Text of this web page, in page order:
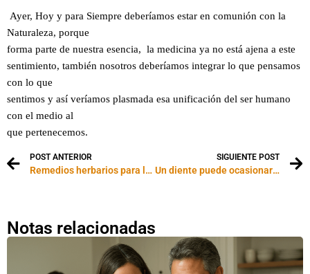
Ayer, Hoy y para Siempre deberíamos estar en comunión con la
Naturaleza, porque
forma parte de nuestra esencia, la medicina ya no está ajena a este
sentimiento, también nosotros deberíamos integrar lo que pensamos
con lo que
sentimos y así veríamos plasmada esa unificación del ser humano
con el medio al
que pertenecemos.
POST ANTERIOR
Remedios herbarios para la menopausia
SIGUIENTE POST
Un diente puede ocasionar problemas a distancia y viceversa
Notas relacionadas